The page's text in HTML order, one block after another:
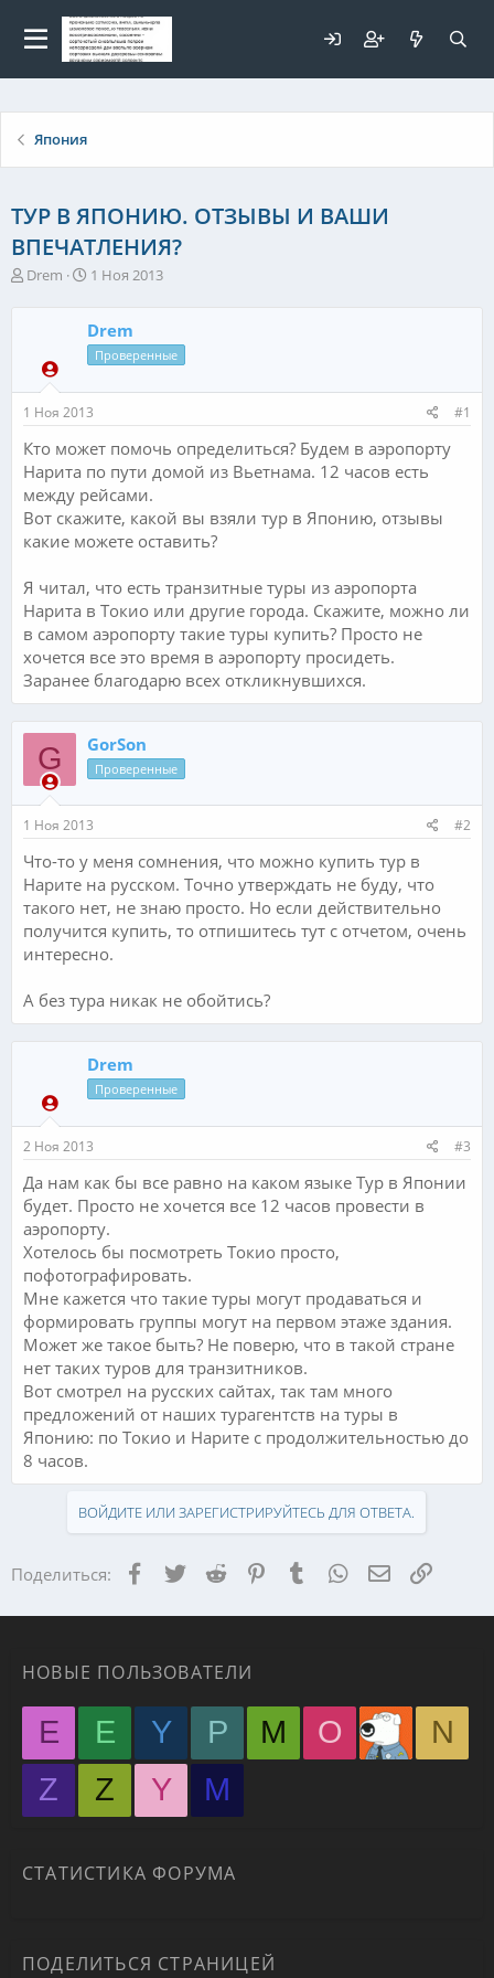
Япония
ТУР В ЯПОНИЮ. ОТЗЫВЫ И ВАШИ
ВПЕЧАТЛЕНИЯ?
А
т
е
м
ы
Drem
Д
т
а
н
ч
а
л
а
1 Ноя 2013
Drem
Проверенные
1 Ноя 2013 #1
Кто может помочь определиться? Будем в аэропорту
Нарита по пути домой из Вьетнама. 12 часов есть
между рейсами.
Вот скажите, какой вы взяли тур в Японию, отзывы
какие можете оставить?
Я читал, что есть транзитные туры из аэропорта
Нарита в Токио или другие города. Скажите, можно ли
в самом аэропорту такие туры купить? Просто не
хочется все это время в аэропорту просидеть.
Заранее благодарю всех откликнувшихся.
G GorSon
Проверенные
1 Ноя 2013 #2
Что-то у меня сомнения, что можно купить тур в
Нарите на русском. Точно утверждать не буду, что
такого нет, не знаю просто. Но если действительно
получится купить, то отпишитесь тут с отчетом, очень
интересно.
А без тура никак не обойтись?
Drem
Проверенные
2 Ноя 2013 #3
Да нам как бы все равно на каком языке Тур в Японии
будет. Просто не хочется все 12 часов провести в
аэропорту.
Хотелось бы посмотреть Токио просто,
пофотографировать.
Мне кажется что такие туры могут продаваться и
формировать группы могут на первом этаже здания.
Может же такое быть? Не поверю, что в такой стране
нет таких туров для транзитников.
Вот смотрел на русских сайтах, так там много
предложений от наших турагентств на туры в
Японию: по Токио и Нарите с продолжительностью до
8 часов.
ВОЙДИТЕ ИЛИ ЗАРЕГИСТРИРУЙТЕСЬ ДЛЯ ОТВЕТА.
Поделиться: Facebook
TwitterReddit PinterestTumblr WhatsApp Ссылка
НОВЫЕ ПОЛЬЗОВАТЕЛИ
E E Y P M O
N
Z
Z Y М
СТАТИСТИКА ФОРУМА
ПОДЕЛИТЬСЯ СТРАНИЦЕЙ
Для любых предложений по
сайту: elaizik@cp9.ru